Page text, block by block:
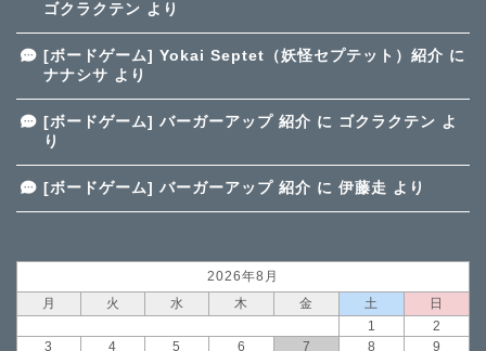
ゴクラクテン より
[ボードゲーム] Yokai Septet（妖怪セプテット）紹介 に
ナナシサ より
[ボードゲーム] バーガーアップ 紹介 に ゴクラクテン よ
り
[ボードゲーム] バーガーアップ 紹介 に 伊藤走 より
2026年8月
月
火 水 木 金 土
日
1
2
3
4 5 6 7 8 9